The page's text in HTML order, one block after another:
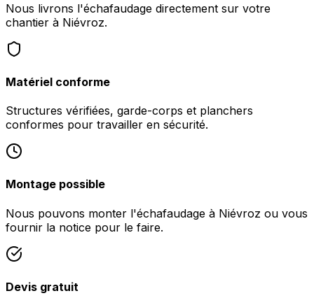
Nous livrons l'échafaudage directement sur votre
chantier à Niévroz.
Matériel conforme
Structures vérifiées, garde-corps et planchers
conformes pour travailler en sécurité.
Montage possible
Nous pouvons monter l'échafaudage à Niévroz ou vous
fournir la notice pour le faire.
Devis gratuit